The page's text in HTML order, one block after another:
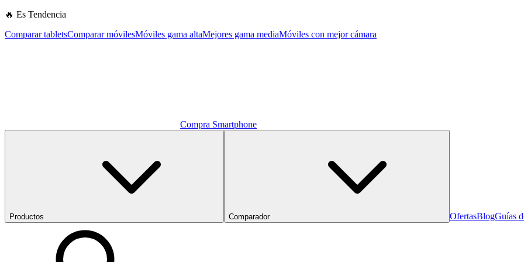
🔥 Es Tendencia
Comparar tabletsComparar móvilesMóviles gama altaMejores gama mediaMóviles con mejor cámara
Compra Smartphone
Productos Comparador OfertasBlogGuías